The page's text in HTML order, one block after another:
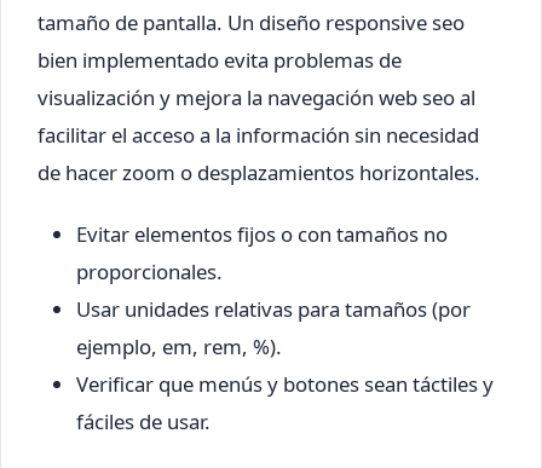
tamaño de pantalla. Un diseño responsive seo
bien implementado evita problemas de
visualización y mejora la navegación web seo al
facilitar el acceso a la información sin necesidad
de hacer zoom o desplazamientos horizontales.
Evitar elementos fijos o con tamaños no
proporcionales.
Usar unidades relativas para tamaños (por
ejemplo, em, rem, %).
Verificar que menús y botones sean táctiles y
fáciles de usar.